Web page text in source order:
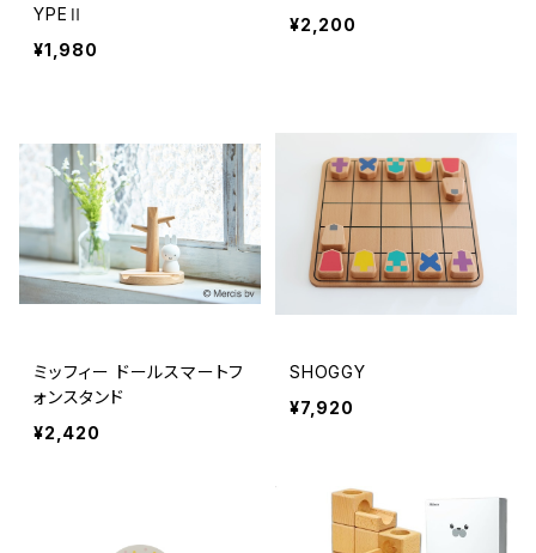
YPEⅡ
¥1,980
¥2,200
ミッフィー ドールスマートフ
ォンスタンド
¥2,420
SHOGGY
¥7,920